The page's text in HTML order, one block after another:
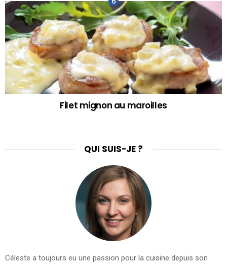
Filet mignon au maroilles
QUI SUIS-JE ?
Céleste a toujours eu une passion pour la cuisine depuis son